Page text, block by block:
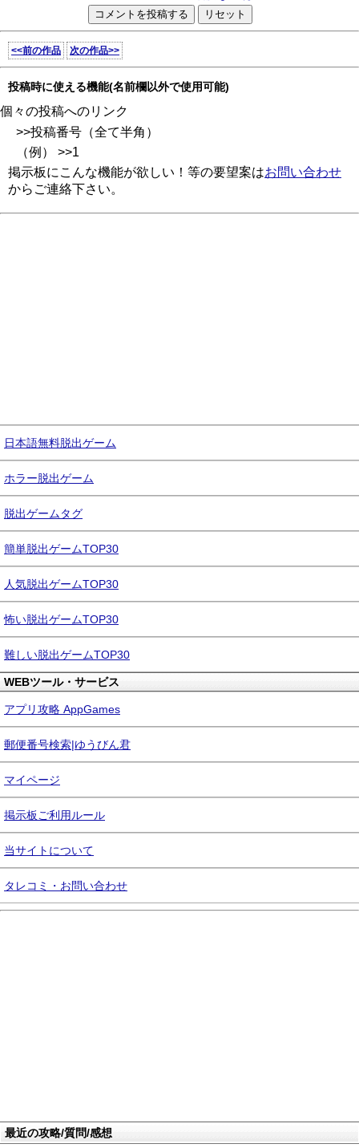
<<前の作品 次の作品>>
投稿時に使える機能(名前欄以外で使用可能)
個々の投稿へのリンク
>>投稿番号（全て半角）
（例） >>1
掲示板にこんな機能が欲しい！等の要望案はお問い合わせ
からご連絡下さい。
日本語無料脱出ゲーム
ホラー脱出ゲーム
脱出ゲームタグ
簡単脱出ゲームTOP30
人気脱出ゲームTOP30
怖い脱出ゲームTOP30
難しい脱出ゲームTOP30
WEBツール・サービス
アプリ攻略 AppGames
郵便番号検索|ゆうびん君
マイページ
掲示板ご利用ルール
当サイトについて
タレコミ・お問い合わせ
最近の攻略/質問/感想